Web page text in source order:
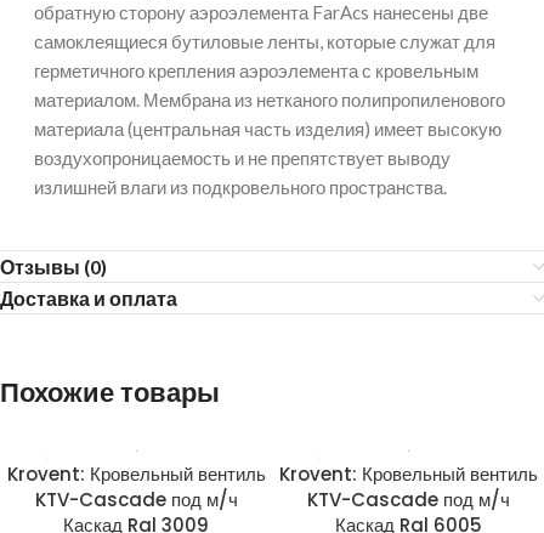
обратную сторону аэроэлемента FarAcs нанесены две
самоклеящиеся бутиловые ленты, которые служат для
герметичного крепления аэроэлемента с кровельным
материалом. Мембрана из нетканого полипропиленового
материала (центральная часть изделия) имеет высокую
воздухопроницаемость и не препятствует выводу
излишней влаги из подкровельного пространства.
Отзывы (0)
Доставка и оплата
Похожие товары
Krovent: Кровельный вентиль
KTV-Cascade под м/ч
Каскад Ral 3009
Krovent: Кровельный вентиль
KTV-Cascade под м/ч
Каскад Ral 6005